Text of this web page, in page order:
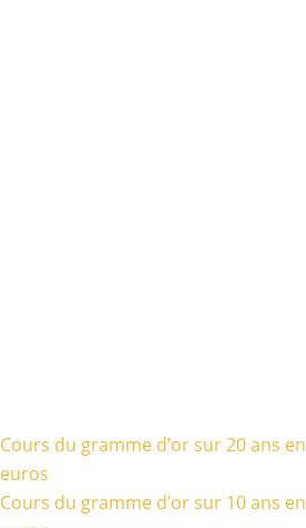
Cours du gramme d’or sur 20 ans en
euros
Cours du gramme d’or sur 10 ans en